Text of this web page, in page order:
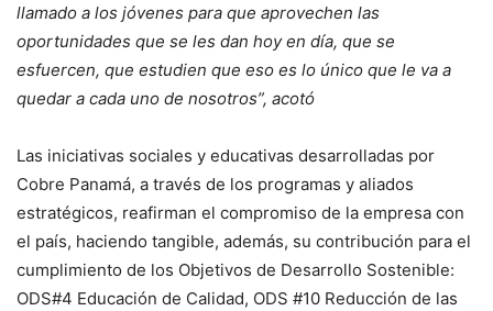
llamado a los jóvenes para que aprovechen las
oportunidades que se les dan hoy en día, que se
esfuercen, que estudien que eso es lo único que le va a
quedar a cada uno de nosotros”, acotó
Las iniciativas sociales y educativas desarrolladas por
Cobre Panamá, a través de los programas y aliados
estratégicos, reafirman el compromiso de la empresa con
el país, haciendo tangible, además, su contribución para el
cumplimiento de los Objetivos de Desarrollo Sostenible:
ODS#4 Educación de Calidad, ODS #10 Reducción de las